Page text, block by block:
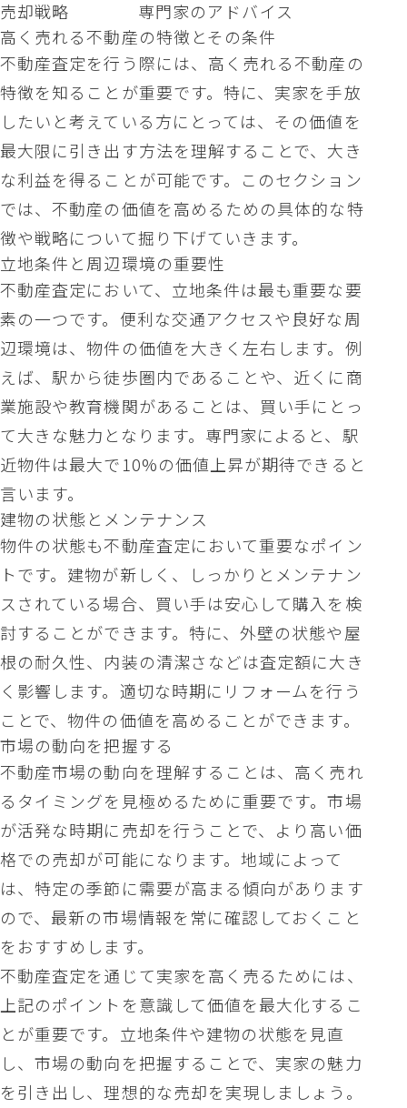
売却戦略
専門家のアドバイス
高く売れる不動産の特徴とその条件
不動産査定を行う際には、高く売れる不動産の
特徴を知ることが重要です。特に、実家を手放
したいと考えている方にとっては、その価値を
最大限に引き出す方法を理解することで、大き
な利益を得ることが可能です。このセクション
では、不動産の価値を高めるための具体的な特
徴や戦略について掘り下げていきます。
立地条件と周辺環境の重要性
不動産査定において、立地条件は最も重要な要
素の一つです。便利な交通アクセスや良好な周
辺環境は、物件の価値を大きく左右します。例
えば、駅から徒歩圏内であることや、近くに商
業施設や教育機関があることは、買い手にとっ
て大きな魅力となります。専門家によると、駅
近物件は最大で10%の価値上昇が期待できると
言います。
建物の状態とメンテナンス
物件の状態も不動産査定において重要なポイン
トです。建物が新しく、しっかりとメンテナン
スされている場合、買い手は安心して購入を検
討することができます。特に、外壁の状態や屋
根の耐久性、内装の清潔さなどは査定額に大き
く影響します。適切な時期にリフォームを行う
ことで、物件の価値を高めることができます。
市場の動向を把握する
不動産市場の動向を理解することは、高く売れ
るタイミングを見極めるために重要です。市場
が活発な時期に売却を行うことで、より高い価
格での売却が可能になります。地域によって
は、特定の季節に需要が高まる傾向があります
ので、最新の市場情報を常に確認しておくこと
をおすすめします。
不動産査定を通じて実家を高く売るためには、
上記のポイントを意識して価値を最大化するこ
とが重要です。立地条件や建物の状態を見直
し、市場の動向を把握することで、実家の魅力
を引き出し、理想的な売却を実現しましょう。